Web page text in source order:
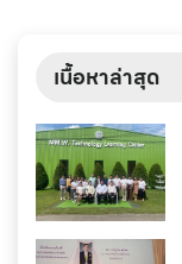
เนื้อหาล่าสุด